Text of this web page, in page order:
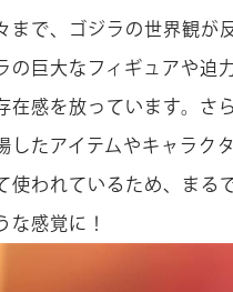
まで、ゴジラの世界観が
の巨大なフィギュアや迫
在感を放っています。さ
したアイテムやキャラク
使われているため、まる
な感覚に！